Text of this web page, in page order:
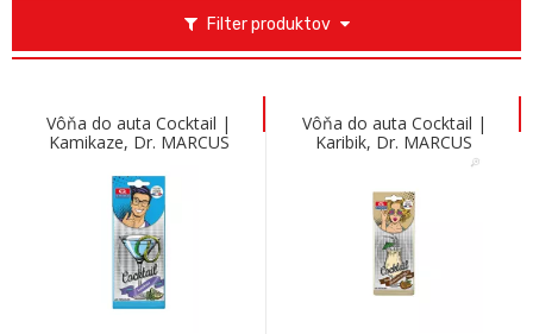
Filter produktov
Vôňa do auta Cocktail |
Kamikaze, Dr. MARCUS
Vôňa do auta Cocktail |
Karibik, Dr. MARCUS